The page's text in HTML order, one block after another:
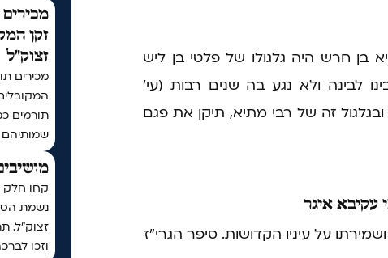
זקן
זצוק"ל
מכירים
שמותיהם
קחו חלק
נשמת
זצוק״ל.
וזכו
בן חרש היה גלגולו של פלטי בן ליש
לבינה ולא נגע בה שנים רבות (עי'
זה של רבי מתיא, תיקן את פגם
עקיבא איגר
ושמירתו על עיניו הקדושות. סיפר הגרי"ז